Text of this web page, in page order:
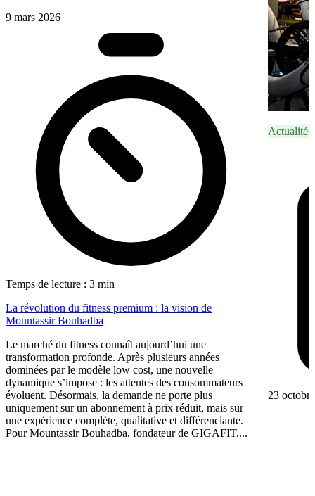
9 mars 2026
Temps de lecture : 3 min
La révolution du fitness premium : la vision de
Mountassir Bouhadba
Le marché du fitness connaît aujourd’hui une
transformation profonde. Après plusieurs années
dominées par le modèle low cost, une nouvelle
dynamique s’impose : les attentes des consommateurs
évoluent. Désormais, la demande ne porte plus
uniquement sur un abonnement à prix réduit, mais sur
une expérience complète, qualitative et différenciante.
Pour Mountassir Bouhadba, fondateur de GIGAFIT,...
Actualités
23